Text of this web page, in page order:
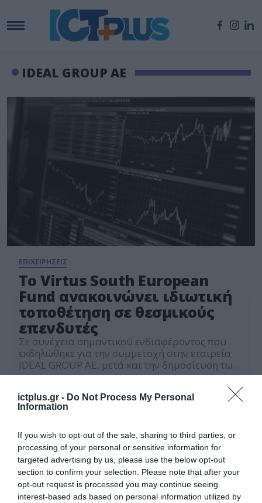
ictplus.gr - Do Not Process My Personal
Information
If you wish to opt-out of the sale, sharing to third parties, or
processing of your personal or sensitive information for
targeted advertising by us, please use the below opt-out
section to confirm your selection. Please note that after your
opt-out request is processed you may continue seeing
interest-based ads based on personal information utilized by
IDEAL GROUP ΑΕ
ΕΠΙΧΕΙΡΗΣΕΙΣ
Το Virtus South European
Fund ανακοινώνει ιδιωτική
τοποθέτηση σε θεσμικούς
επενδυτές
Σε συνέχεια σημαντικού ενδιαφέροντος που
εκδηλώθηκε για την συμμετοχή στην εταιρεία
IDEAL GROUP ΑΕ, μετά και την δημοσίευση των
θετικών αποτελεσμάτων του Α’ εξαμήνου 2021
στις 25 Αυγούστου, το Virtus South European
Fund αποφάσισε να προχωρήσει άμεσα σε
ιδιωτική τοποθέτηση σε επιλεγμένους
3,20 ανά μετοχή και λόγω της […]